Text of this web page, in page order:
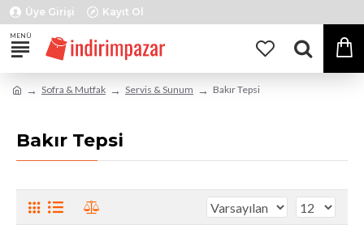
Üye Girişi Kayıt Ol
Sofra & Mutfak Servis & Sunum Bakır Tepsi
Bakır Tepsi